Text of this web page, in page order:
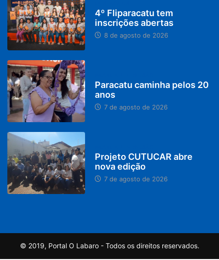
4º Fliparacatu tem
inscrições abertas
8 de agosto de 2026
Paracatu caminha pelos 20
anos
7 de agosto de 2026
Projeto CUTUCAR abre
nova edição
7 de agosto de 2026
© 2019, Portal O Labaro - Todos os direitos reservados.